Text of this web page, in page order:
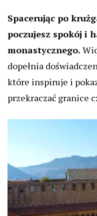
Spacerując po
poczujesz spokój i
monastycznego.
dopełnia
które inspiruje i
przekraczać granice